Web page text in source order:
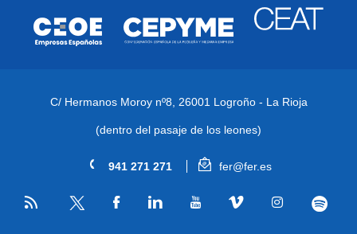
C/ Hermanos Moroy nº8, 26001 Logroño - La Rioja
(dentro del pasaje de los leones)
941 271 271 fer@fer.es
RSS